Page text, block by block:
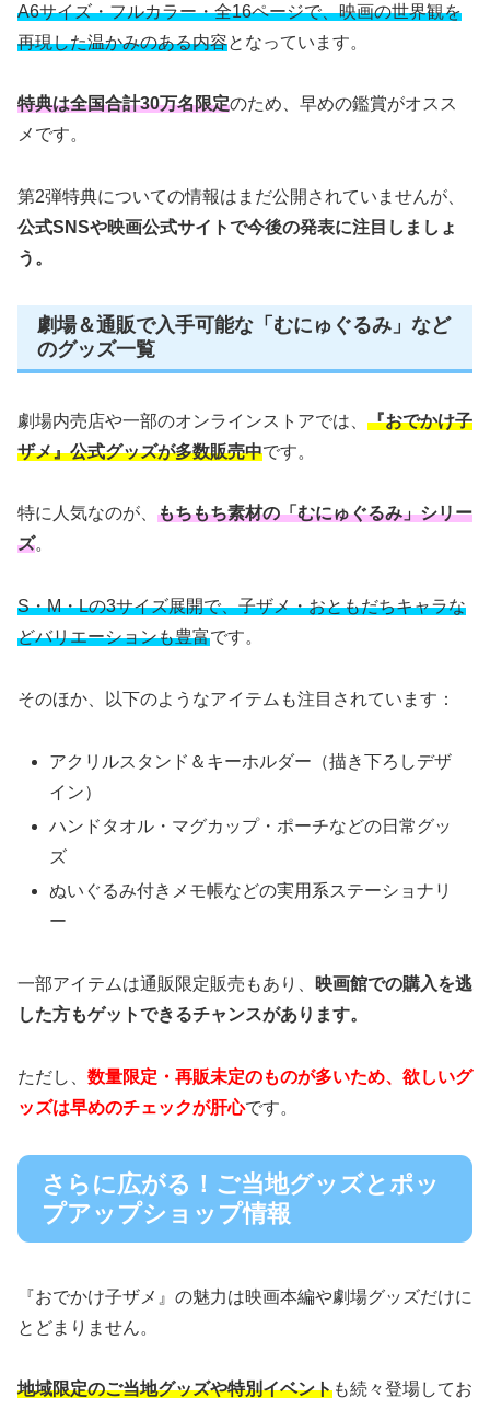
A6サイズ・フルカラー・全16ページで、映画の世界観を
再現した温かみのある内容となっています。
特典は全国合計30万名限定のため、早めの鑑賞がオスス
メです。
第2弾特典についての情報はまだ公開されていませんが、
公式SNSや映画公式サイトで今後の発表に注目しましょ
う。
劇場＆通販で入手可能な「むにゅぐるみ」など
のグッズ一覧
劇場内売店や一部のオンラインストアでは、 『おでかけ子
ザメ』公式グッズが多数販売中です。
特に人気なのが、 もちもち素材の「むにゅぐるみ」シリー
ズ。
S・M・Lの3サイズ展開で、子ザメ・おともだちキャラな
どバリエーションも豊富です。
そのほか、以下のようなアイテムも注目されています：
アクリルスタンド＆キーホルダー（描き下ろしデザ
イン）
ハンドタオル・マグカップ・ポーチなどの日常グッ
ズ
ぬいぐるみ付きメモ帳などの実用系ステーショナリ
ー
一部アイテムは通販限定販売もあり、
映画館での購入を逃
した方もゲットできるチャンスがあります。
ただし、 数量限定・再販未定のものが多いため、欲しいグ
ッズは早めのチェックが肝心です。
さらに広がる！ご当地グッズとポッ
プアップショップ情報
『おでかけ子ザメ』の魅力は映画本編や劇場グッズだけに
とどまりません。
地域限定のご当地グッズや特別イベントも続々登場してお